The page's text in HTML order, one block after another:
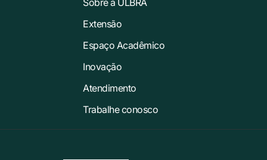
Sobre a ULBRA
Extensão
Espaço Acadêmico
Inovação
Atendimento
Trabalhe conosco